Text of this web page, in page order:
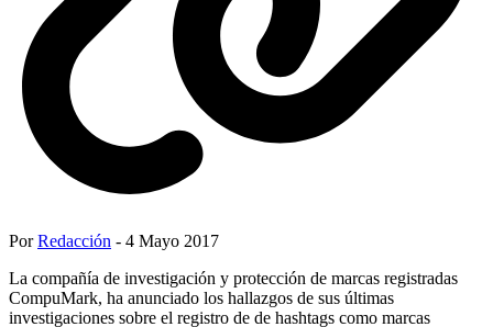
PorRedacción - 4 Mayo 2017
La compañía de investigación y protección de marcas registradas
CompuMark, ha anunciado los hallazgos de sus últimas
investigaciones sobre el registro de de hashtags como marcas